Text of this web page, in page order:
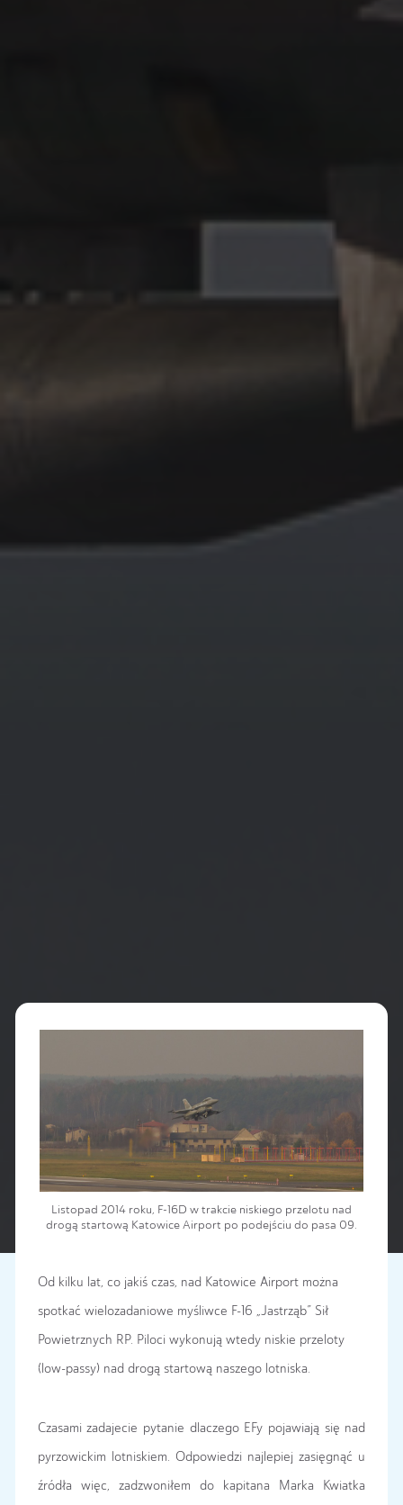
Listopad 2014 roku, F-16D w trakcie niskiego przelotu nad
drogą startową Katowice Airport po podejściu do pasa 09.
Od kilku lat, co jakiś czas, nad Katowice Airport można
spotkać wielozadaniowe myśliwce F-16 „Jastrząb” Sił
Powietrznych RP. Piloci wykonują wtedy niskie przeloty
(low-passy) nad drogą startową naszego lotniska.
Czasami zadajecie pytanie dlaczego EFy pojawiają się nad
pyrzowickim lotniskiem. Odpowiedzi najlepiej zasięgnąć u
źródła więc, zadzwoniłem do kapitana Marka Kwiatka